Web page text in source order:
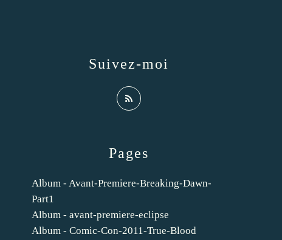
Pages
Album - Avant-Premiere-Breaking-Dawn-
Part1
Album - avant-premiere-eclipse
Album - Comic-Con-2011-True-Blood
Suivez-moi